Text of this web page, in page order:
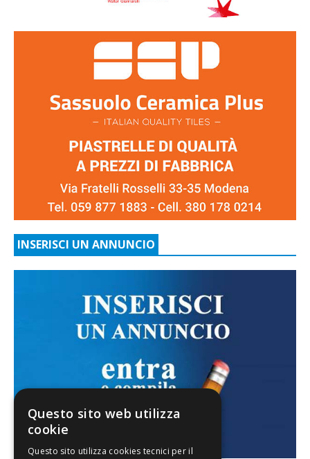
INSERISCI UN ANNUNCIO
Questo sito web utilizza
cookie